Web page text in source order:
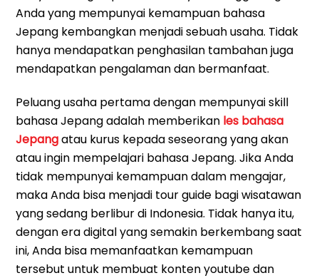
Anda yang mempunyai kemampuan bahasa
Jepang kembangkan menjadi sebuah usaha. Tidak
hanya mendapatkan penghasilan tambahan juga
mendapatkan pengalaman dan bermanfaat.
Peluang usaha pertama dengan mempunyai skill
bahasa Jepang adalah memberikan les bahasa
Jepangatau kurus kepada seseorang yang akan
atau ingin mempelajari bahasa Jepang. Jika Anda
tidak mempunyai kemampuan dalam mengajar,
maka Anda bisa menjadi tour guide bagi wisatawan
yang sedang berlibur di Indonesia. Tidak hanya itu,
dengan era digital yang semakin berkembang saat
ini, Anda bisa memanfaatkan kemampuan
tersebut untuk membuat konten youtube dan